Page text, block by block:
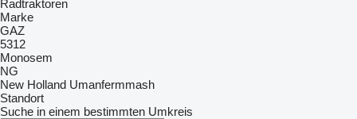
Radtraktoren
Marke
GAZ
5312
Monosem
NG
New Holland Umanfermmash
Standort
Suche in einem bestimmten Umkreis